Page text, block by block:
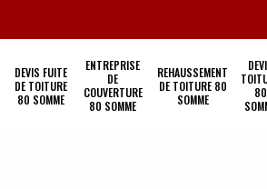
DEVIS FUITE
DE TOITURE
80 SOMME
ENTREPRISE
DE
COUVERTURE
80 SOMME
REHAUSSEMENT
DE TOITURE 80
SOMME
80